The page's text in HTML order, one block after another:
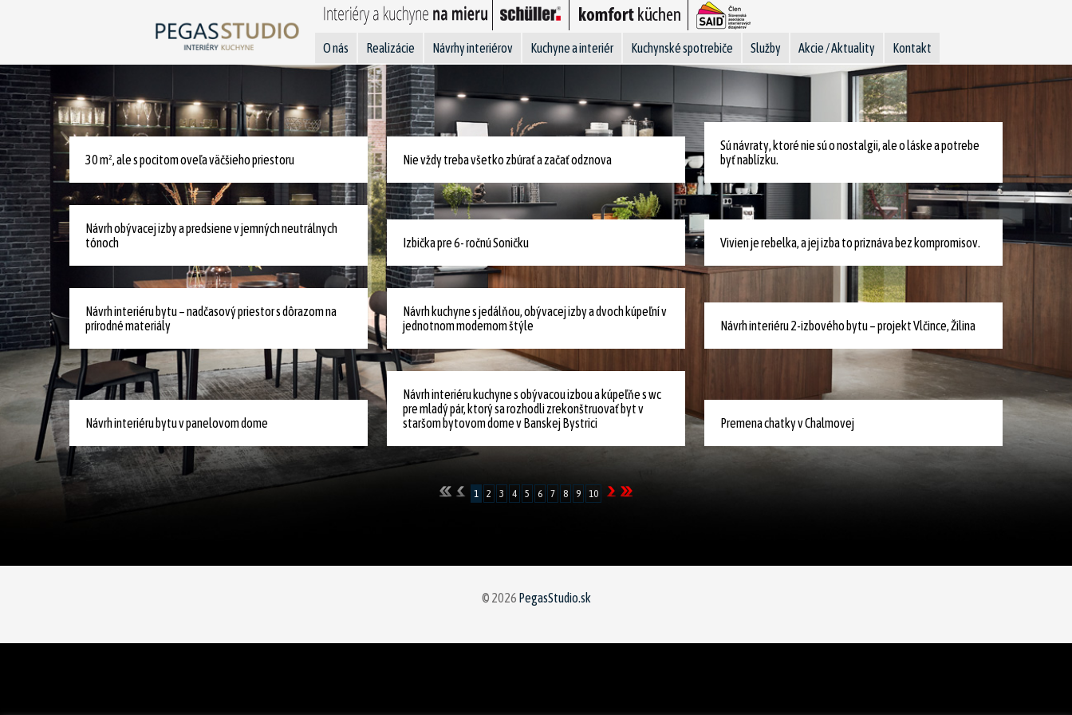
O nás Realizácie Návrhy interiérov Kuchyne a interiér Kuchynské spotrebiče Služby Akcie / Aktuality Kontakt
30 m², ale s pocitom oveľa väčšieho priestoru Nie vždy treba všetko zbúrať a začať odznova
Sú návraty, ktoré nie sú o nostalgii, ale o láske a potrebe
byť nablízku.
Návrh obývacej izby a predsiene v jemných neutrálnych
tónoch
Izbička pre 6- ročnú Soničku Vivien je rebelka, a jej izba to priznáva bez kompromisov.
Návrh interiéru bytu – nadčasový priestor s dôrazom na
prírodné materiály
Návrh kuchyne s jedálňou, obývacej izby a dvoch kúpeľní v
jednotnom modernom štýle
Návrh interiéru 2-izbového bytu – projekt Vlčince, Žilina
Návrh interiéru bytu v panelovom dome
Návrh interiéru kuchyne s obývacou izbou a kúpeľňe s wc
pre mladý pár, ktorý sa rozhodli zrekonštruovať byt v
staršom bytovom dome v Banskej Bystrici
Premena chatky v Chalmovej
1 2 3 4 5 6 7 8 9 10
© 2026 PegasStudio.sk